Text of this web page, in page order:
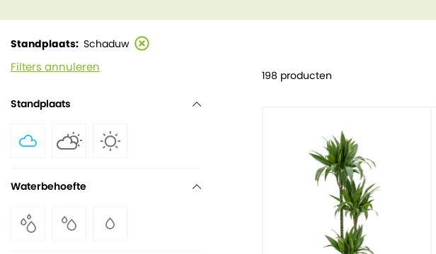
198 producten
Standplaats Schaduw
Filters annuleren
Standplaats
Waterbehoefte